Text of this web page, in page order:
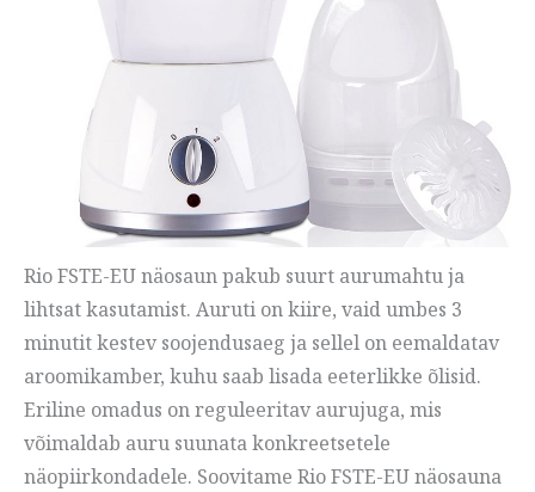
Rio FSTE-EU näosaun pakub suurt aurumahtu ja
lihtsat kasutamist. Auruti on kiire, vaid umbes 3
minutit kestev soojendusaeg ja sellel on eemaldatav
aroomikamber, kuhu saab lisada eeterlikke õlisid.
Eriline omadus on reguleeritav aurujuga, mis
võimaldab auru suunata konkreetsetele
näopiirkondadele. Soovitame Rio FSTE-EU näosauna